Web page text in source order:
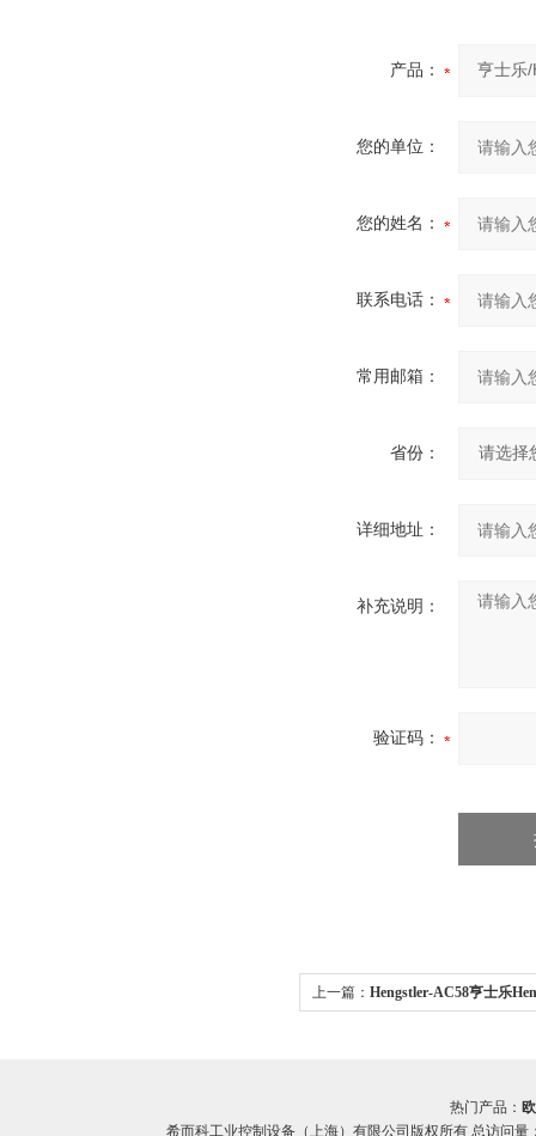
产品：
您的单位：
您的姓名：
联系电话：
常用邮箱：
省份：
详细地址：
补充说明：
验证码：
上一篇： Hengstler-AC58亨士乐
热门产品：
希而科工业控制设备（上海）有限公司版权所有 总访问量